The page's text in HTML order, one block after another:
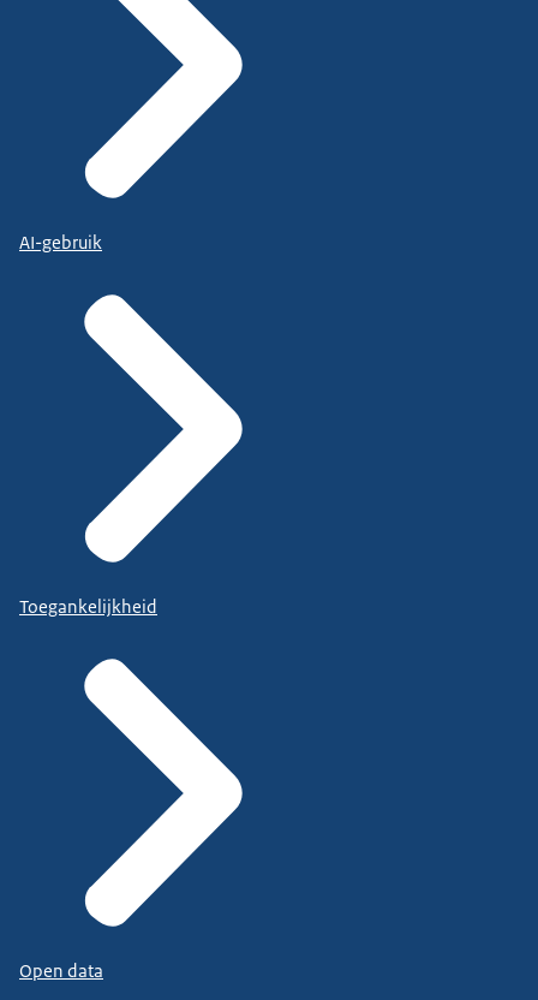
AI-gebruik
Toegankelijkheid
Open data